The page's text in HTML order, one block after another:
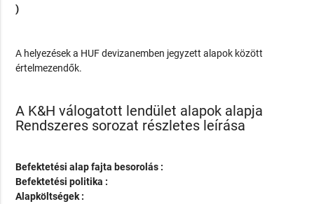
)
A helyezések a HUF devizanemben jegyzett alapok között
értelmezendők.
A K&H válogatott lendület alapok alapja
Rendszeres sorozat részletes leírása
Befektetési alap fajta besorolás :
Befektetési politika :
Alapköltségek :